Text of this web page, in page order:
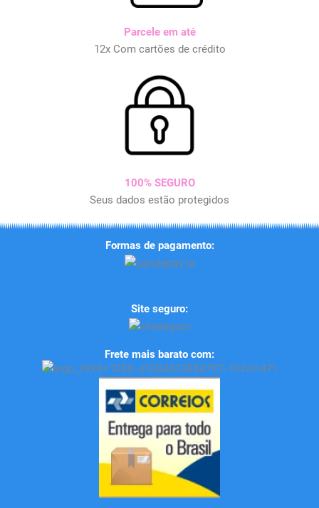
Parcele em até
12x Com cartões de crédito
100% SEGURO
Seus dados estão protegidos
Formas de pagamento:
Site seguro:
Frete mais barato com: